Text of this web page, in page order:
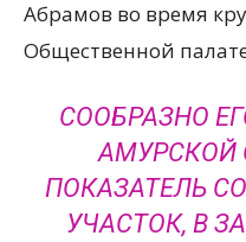
Абрамов во время
Общественной
СООБРАЗНО
АМУРСКОЙ
ПОКАЗАТЕЛЬ
УЧАСТОК, В